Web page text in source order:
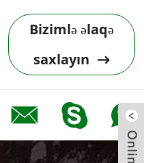
Bizimlə əlaqə
saxlayın